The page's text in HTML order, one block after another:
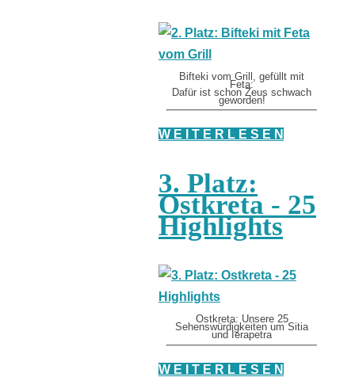
Bifteki vom Grill, gefüllt mit
Feta:
Dafür ist schon Zeus schwach
geworden!
W E I T E R L E S E N
3. Platz:
Ostkreta - 25
Highlights
Ostkreta: Unsere 25
Sehenswürdigkeiten um Sitia
und Ierapetra
W E I T E R L E S E N